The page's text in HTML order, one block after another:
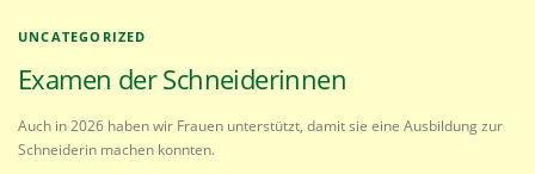
UNCATEGORIZED
Examen der Schneiderinnen
Auch in 2026 haben wir Frauen unterstützt, damit sie eine Ausbildung zur
Schneiderin machen konnten.